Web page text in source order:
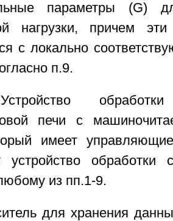
параметры (G)
нагрузки, причем
с локально
п.9.
печи с
имеет
устройство обработки
из пп.1-9.
для хранения